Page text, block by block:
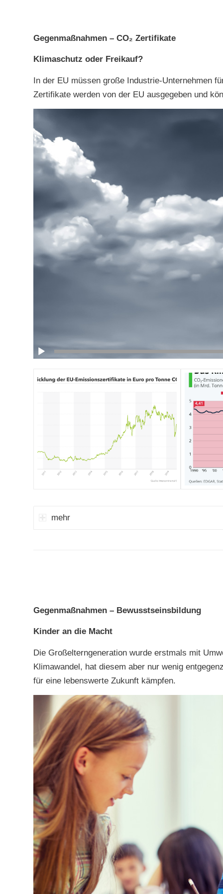
Gegenmaßnahmen – CO₂ Zertifikate
Klimaschutz oder Freikauf?
In der EU müssen große Industrie-Unternehmen
Zertifikate werden von der EU ausgegeben und
mehr
Gegenmaßnahmen – Bewusstseinsbildung
Kinder an die Macht
Die Großelterngeneration wurde erstmals mit
Klimawandel, hat diesem aber nur wenig
für eine lebenswerte Zukunft kämpfen.